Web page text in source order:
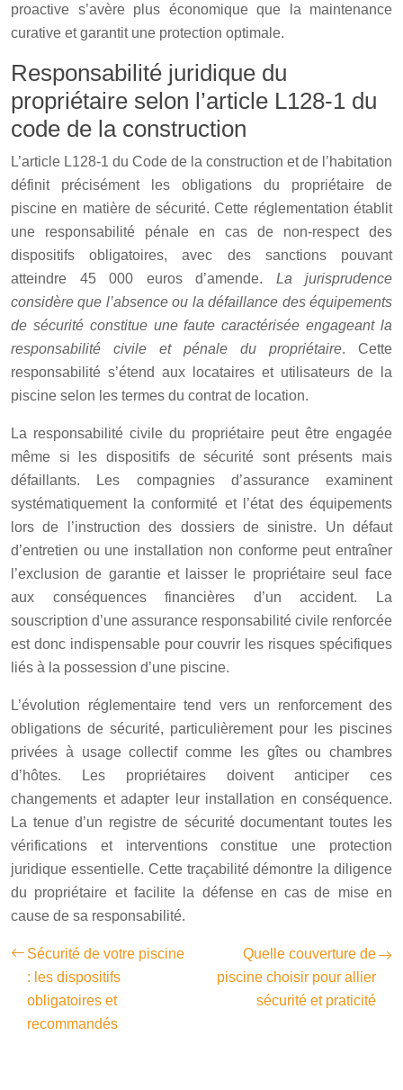
proactive s’avère plus économique que la maintenance
curative et garantit une protection optimale.
Responsabilité juridique du
propriétaire selon l’article L128-1 du
code de la construction
L’article L128-1 du Code de la construction et de l’habitation
définit précisément les obligations du propriétaire de
piscine en matière de sécurité. Cette réglementation établit
une responsabilité pénale en cas de non-respect des
dispositifs obligatoires, avec des sanctions pouvant
atteindre 45 000 euros d’amende. La jurisprudence
considère que l’absence ou la défaillance des équipements
de sécurité constitue une faute caractérisée engageant la
responsabilité civile et pénale du propriétaire. Cette
responsabilité s’étend aux locataires et utilisateurs de la
piscine selon les termes du contrat de location.
La responsabilité civile du propriétaire peut être engagée
même si les dispositifs de sécurité sont présents mais
défaillants. Les compagnies d’assurance examinent
systématiquement la conformité et l’état des équipements
lors de l’instruction des dossiers de sinistre. Un défaut
d’entretien ou une installation non conforme peut entraîner
l’exclusion de garantie et laisser le propriétaire seul face
aux conséquences financières d’un accident. La
souscription d’une assurance responsabilité civile renforcée
est donc indispensable pour couvrir les risques spécifiques
liés à la possession d’une piscine.
L’évolution réglementaire tend vers un renforcement des
obligations de sécurité, particulièrement pour les piscines
privées à usage collectif comme les gîtes ou chambres
d’hôtes. Les propriétaires doivent anticiper ces
changements et adapter leur installation en conséquence.
La tenue d’un registre de sécurité documentant toutes les
vérifications et interventions constitue une protection
juridique essentielle. Cette traçabilité démontre la diligence
du propriétaire et facilite la défense en cas de mise en
cause de sa responsabilité.
Sécurité de votre piscine
: les dispositifs
obligatoires et
recommandés
Quelle couverture de
piscine choisir pour allier
sécurité et praticité